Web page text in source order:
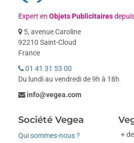
Expert enObjets Publicitaires
5, avenue Caroline
92210 Saint-Cloud
France
01 41 31 53 00
Du lundi au vendredi de 9h à 18h
info@vegea.com
Société Vegea
Qui sommes-nous ?
+